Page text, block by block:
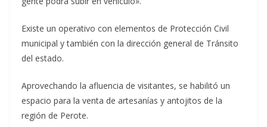
Existe un operativo con elementos de Protección Civil
municipal y también con la dirección general de Tránsito
del estado.
Aprovechando la afluencia de visitantes, se habilitó un
espacio para la venta de artesanías y antojitos de la
región de Perote.